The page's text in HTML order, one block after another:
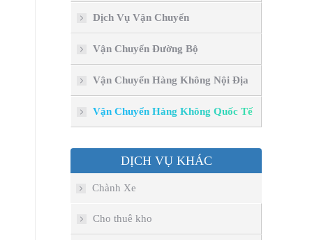
Dịch Vụ Vận Chuyển
Vận Chuyển Đường Bộ
Vận Chuyển Hàng Không Nội Địa
Vận Chuyển Hàng Không Quốc Tế
DỊCH VỤ KHÁC
Chành Xe
Cho thuê kho